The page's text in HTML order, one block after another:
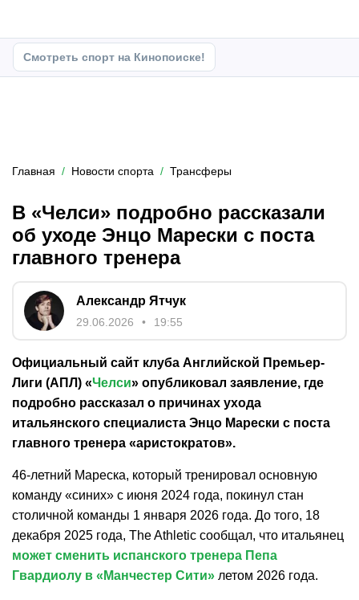
Смотреть спорт на Кинопоиске!
Главная Новости спорта Трансферы
В «Челси» подробно рассказали
об уходе Энцо Марески с поста
главного тренера
Александр Ятчук
29.06.2026 19:55
Официальный сайт клуба Английской Премьер-
Лиги (АПЛ) «Челси» опубликовал заявление, где
подробно рассказал о причинах ухода
итальянского специалиста Энцо Марески с поста
главного тренера «аристократов».
46-летний Мареска, который тренировал основную
команду «синих» с июня 2024 года, покинул стан
столичной команды 1 января 2026 года. До того, 18
декабря 2025 года, The Athletic сообщал, что итальянец
может сменить испанского тренера Пепа
Гвардиолу в «Манчестер Сити» летом 2026 года.